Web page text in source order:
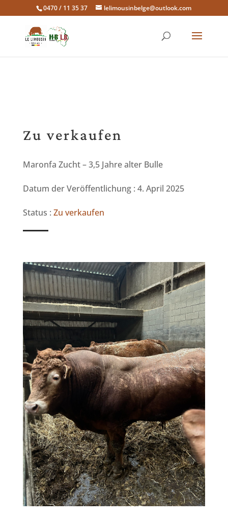
0470 / 11 35 37 lelimousinbelge@outlook.com
Zu verkaufen
Maronfa Zucht – 3,5 Jahre alter Bulle
Datum der Veröffentlichung : 4. April 2025
Status : Zu verkaufen